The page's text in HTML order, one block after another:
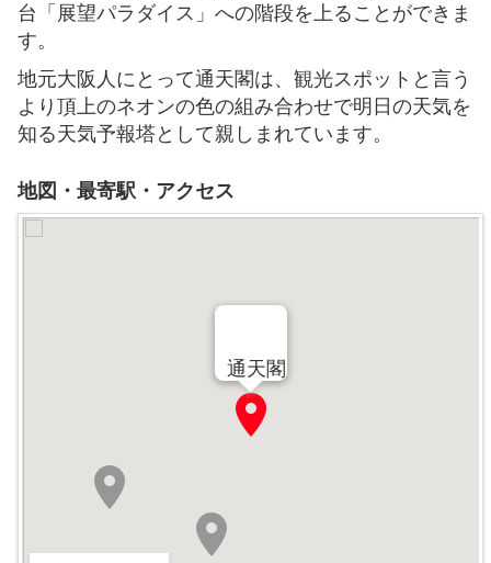
台「展望パラダイス」への階段を上ることができま
す。
地元大阪人にとって通天閣は、観光スポットと言う
より頂上のネオンの色の組み合わせで明日の天気を
知る天気予報塔として親しまれています。
地図・最寄駅・アクセス
通天閣